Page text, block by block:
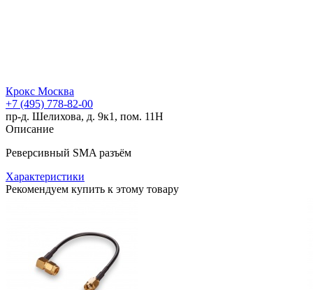
Крокс Москва
+7 (495) 778-82-00
пр-д. Шелихова, д. 9к1, пом. 11Н
Описание
Реверсивный SMA разъём
Характеристики
Рекомендуем купить к этому товару